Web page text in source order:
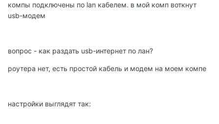
компы подключены по lan кабелем. в мой комп воткнут
usb-модем
вопрос - как раздать usb-интернет по лан?
роутера нет, есть простой кабель и модем на моем компе
настройки выглядят так: